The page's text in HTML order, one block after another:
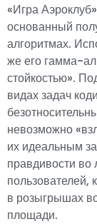
«Игра
основанный
алгоритмах.
же его гамма-
стойкостью».
видах задач
невозможно
их идеальным
правдивости во
пользователей,
в розыгрышах
площади.